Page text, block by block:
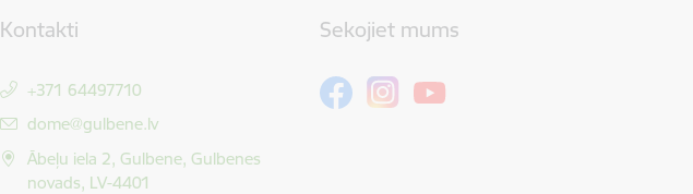
Kontakti
+371 64497710
E-pasts:
dome@gulbene.lv
Ābeļu iela 2, Gulbene, Gulbenes
novads, LV-4401
Sekojiet mums